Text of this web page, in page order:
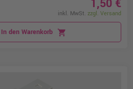
1,50 €
inkl. MwSt. zzgl. Versand
In den Warenkorb shopping_cart